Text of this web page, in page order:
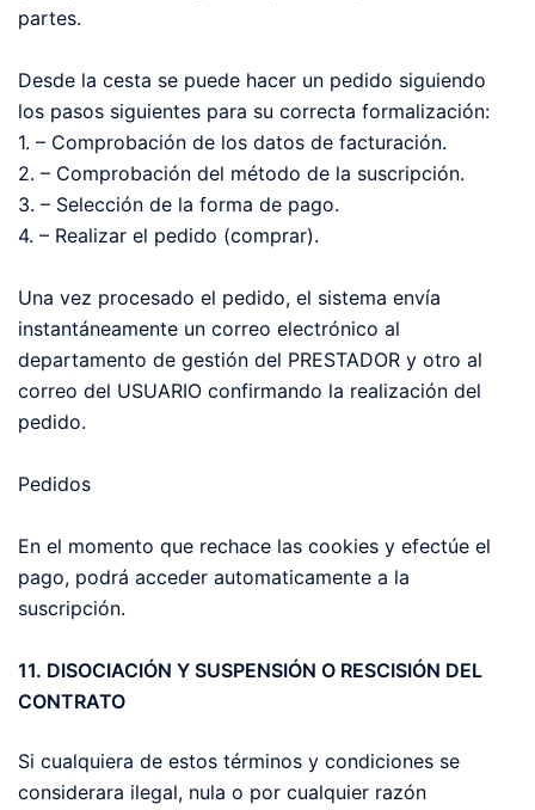
partes.
Desde la cesta se puede hacer un pedido siguiendo
los pasos siguientes para su correcta formalización:
1. – Comprobación de los datos de facturación.
2. – Comprobación del método de la suscripción.
3. – Selección de la forma de pago.
4. – Realizar el pedido (comprar).
Una vez procesado el pedido, el sistema envía
instantáneamente un correo electrónico al
departamento de gestión del PRESTADOR y otro al
correo del USUARIO confirmando la realización del
pedido.
Pedidos
En el momento que rechace las cookies y efectúe el
pago, podrá acceder automaticamente a la
suscripción.
11. DISOCIACIÓN Y SUSPENSIÓN O RESCISIÓN DEL
CONTRATO
Si cualquiera de estos términos y condiciones se
considerara ilegal, nula o por cualquier razón